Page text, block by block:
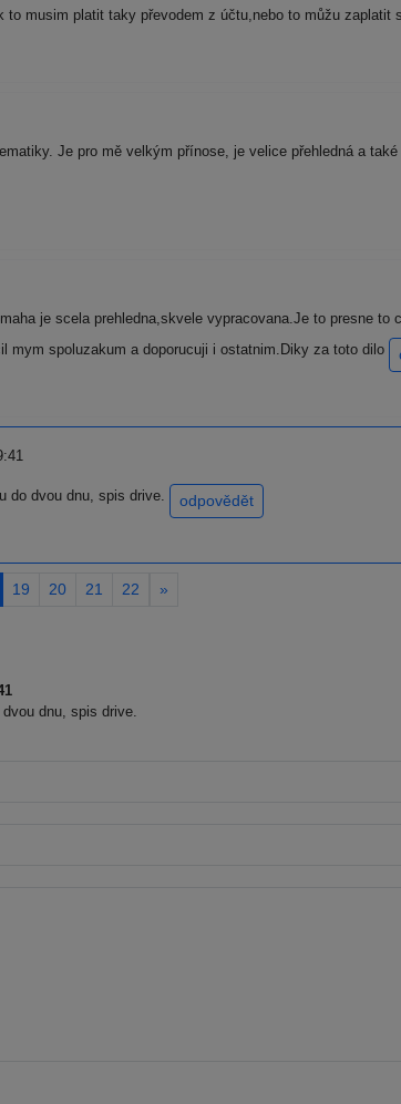
musim platit taky převodem z účtu,nebo to můžu zaplatit
Je pro mě velkým přínose, je velice přehledná a
je scela prehledna,skvele vypracovana.Je to presne
mym spoluzakum a doporucuji i ostatnim.Diky za toto dilo
do dvou dnu, spis drive. odpovědět
19 20 21 22 »
dnu, spis drive.